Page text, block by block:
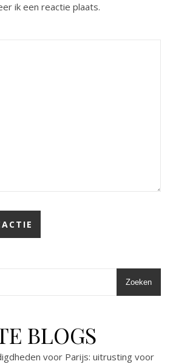
ik een reactie plaats.
Zoeken
BLOGS
voor Parijs: uitrusting voor